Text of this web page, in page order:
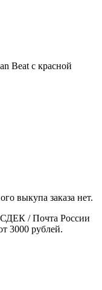
выкупа заказа нет.
СДЕК / Почта России
3000 рублей.